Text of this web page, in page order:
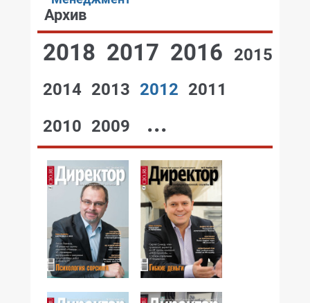
Архив
2018 2017 2016
2015
2014 2013 2012 2011
2010 2009 ...
№12,2012 №11,2012